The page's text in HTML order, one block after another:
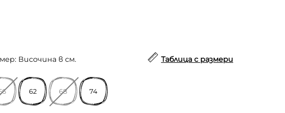
Височина в см. Таблица с размери
62 68 74